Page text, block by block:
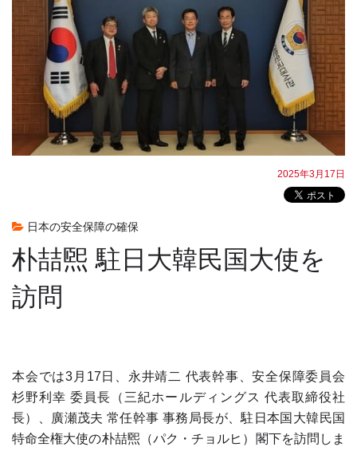
2025年3月17日
日本の安全保障の確保
朴喆煕 駐日大韓民国大使を
訪問
本会では3月17日、永井靖二 代表幹事、安全保障委員会
杉野利幸 委員長（三紀ホールディングス 代表取締役社
長）、廣瀬茂夫 常任幹事 事務局長が、駐日本国大韓民国
特命全権大使の朴喆煕（パク・チョルヒ）閣下を訪問しま